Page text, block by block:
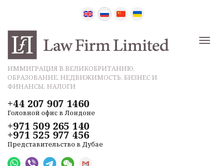
ИММИГРАЦИЯ В ВЕЛИКОБРИТАНИЮ,
ОБРАЗОВАНИЕ, НЕДВИЖИМОСТЬ, БИЗНЕС И
ФИНАНСЫ, НАЛОГИ
+44 207 907 1460
Головной офис в Лондоне
+971 509 265 140
+971 525 977 456
Представительство в Дубае